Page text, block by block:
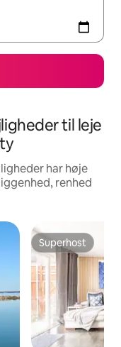
til leje
har høje
renhed
Superhost
Superhost